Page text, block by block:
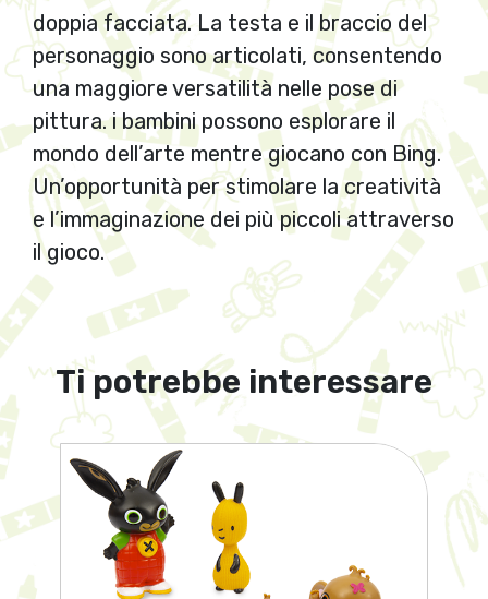
doppia facciata. La testa e il braccio del
personaggio sono articolati, consentendo
una maggiore versatilità nelle pose di
pittura. i bambini possono esplorare il
mondo dell’arte mentre giocano con Bing.
Un’opportunità per stimolare la creatività
e l’immaginazione dei più piccoli attraverso
il gioco.
Ti potrebbe interessare